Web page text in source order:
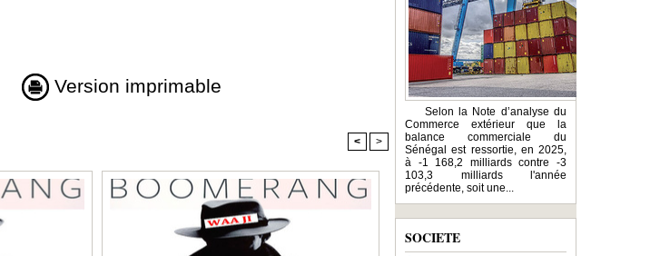
Version imprimable
< >
Selon la Note d’analyse du
Commerce extérieur que la
balance commerciale du
Sénégal est ressortie, en 2025,
à -1 168,2 milliards contre -3
103,3 milliards l'année
précédente, soit une...
SOCIETE